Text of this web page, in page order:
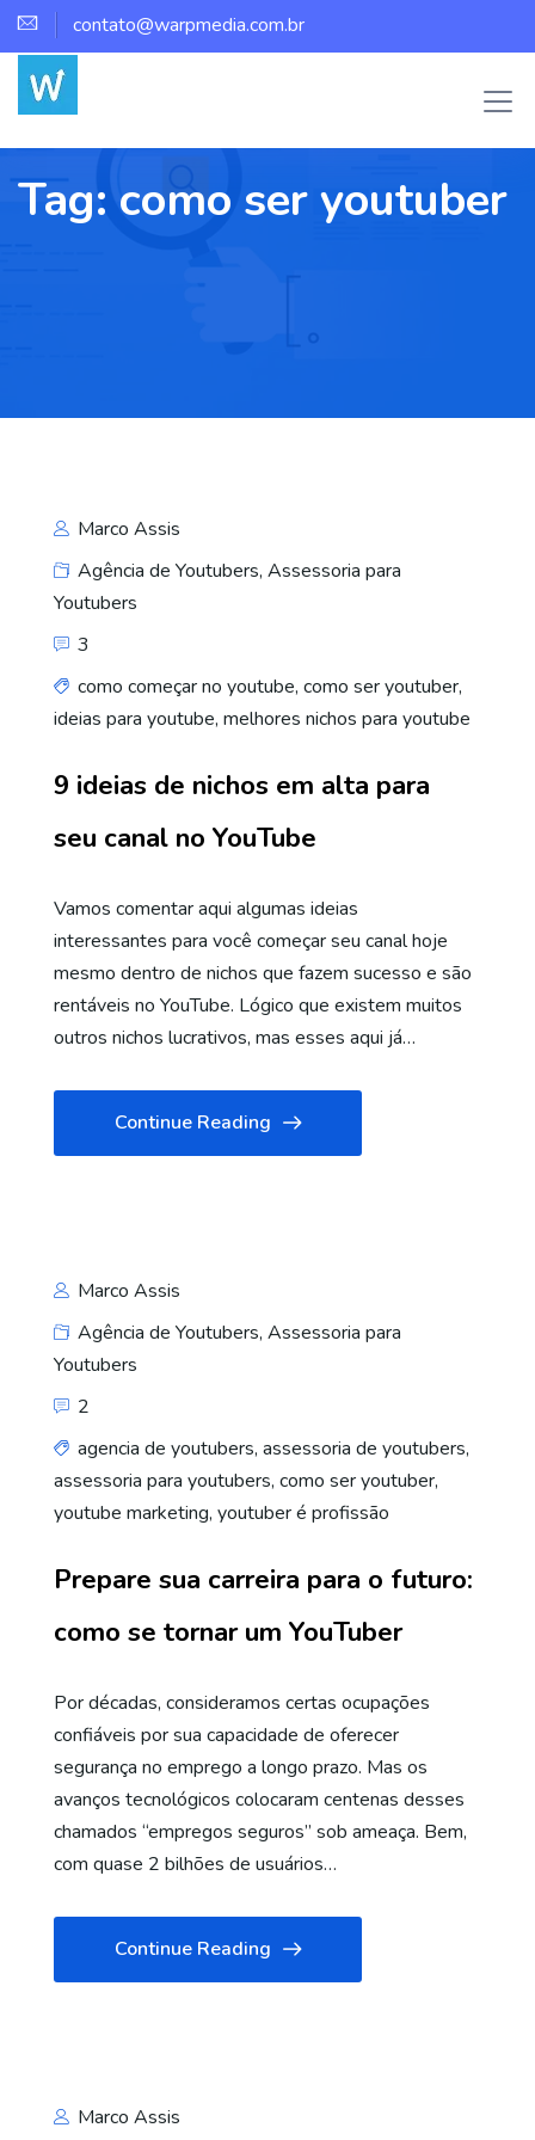
contato@warpmedia.com.br
Tag:como ser youtuber
Marco Assis
Agência de Youtubers, Assessoria para
Youtubers
3
como começar no youtube, como ser youtuber,
ideias para youtube, melhores nichos para youtube
9 ideias de nichos em alta para
seu canal no YouTube
Vamos comentar aqui algumas ideias
interessantes para você começar seu canal hoje
mesmo dentro de nichos que fazem sucesso e são
rentáveis no YouTube. Lógico que existem muitos
outros nichos lucrativos, mas esses aqui já…
Continue Reading
Marco Assis
Agência de Youtubers, Assessoria para
Youtubers
2
agencia de youtubers, assessoria de youtubers,
assessoria para youtubers, como ser youtuber,
youtube marketing, youtuber é profissão
Prepare sua carreira para o futuro:
como se tornar um YouTuber
Por décadas, consideramos certas ocupações
confiáveis ​​por sua capacidade de oferecer
segurança no emprego a longo prazo. Mas os
avanços tecnológicos colocaram centenas desses
chamados “empregos seguros” sob ameaça. Bem,
com quase 2 bilhões de usuários…
Continue Reading
Marco Assis